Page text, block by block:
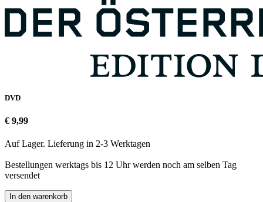
DVD
€ 9,99
Auf Lager. Lieferung in 2-3 Werktagen
Bestellungen werktags bis 12 Uhr werden noch am selben Tag
versendet
In den warenkorb